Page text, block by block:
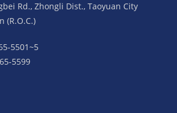
Rd., Zhongli Dist., Taoyuan City
(R.O.C.)
5501~5
5599